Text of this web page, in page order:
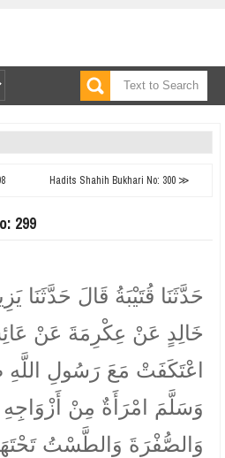
Hadits Shahih Bukhari No: 300 ≫
299
حَدَّثَنَا قُتَيْبَةُ قَالَ حَدَّثَنَا
خَالِدٍ عَنْ عِكْرِمَةَ عَنْ
اعْتَكَفَتْ مَعَ رَسُولِ اللَّهِ
وَسَلَّمَ امْرَأَةٌ مِنْ
وَالصُّفْرَةَ وَالطَّسْتُ